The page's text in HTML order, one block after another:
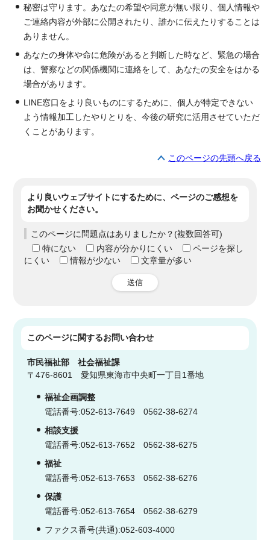
秘密は守ります。あなたの希望や同意が無い限り、個人情報や
ご連絡内容が外部に公開されたり、誰かに伝えたりすることは
ありません。
あなたの身体や命に危険があると判断した時など、緊急の場合
は、警察などの関係機関に連絡をして、あなたの安全をはかる
場合があります。
LINE窓口をより良いものにするために、個人が特定できない
よう情報加工したやりとりを、今後の研究に活用させていただ
くことがあります。
このページの先頭へ戻る
より良いウェブサイトにするために、ページのご感想を
お聞かせください。
このページに問題点はありましたか？(複数回答可)
特にない
内容が分かりにくい
ページを探し
にくい
情報が少ない 文章量が多い
送信
このページに関するお問い合わせ
市民福祉部社会福祉課
〒476-8601 愛知県東海市中央町一丁目1番地
福祉企画調整
電話番号:052-613-7649 0562-38-6274
相談支援
電話番号:052-613-7652 0562-38-6275
福祉
電話番号:052-613-7653 0562-38-6276
保護
電話番号:052-613-7654 0562-38-6279
ファクス番号(共通):052-603-4000